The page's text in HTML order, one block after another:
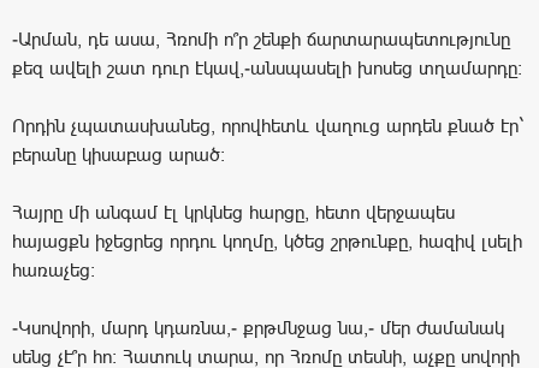
-Արման, դե ասա, Հռոմի ո՞ր շենքի ճարտարապետությունը
քեզ ավելի շատ դուր էկավ,-անսպասելի խոսեց տղամարդը:
Որդին չպատասխանեց, որովհետև վաղուց արդեն քնած էր`
բերանը կիսաբաց արած:
Հայրը մի անգամ էլ կրկնեց հարցը, հետո վերջապես
հայացքն իջեցրեց որդու կողմը, կծեց շրթունքը, հազիվ լսելի
հառաչեց:
-Կսովորի, մարդ կդառնա,- քրթմնջաց նա,- մեր ժամանակ
սենց չէ՞ր հո: Հատուկ տարա, որ Հռոմը տեսնի, աչքը սովորի